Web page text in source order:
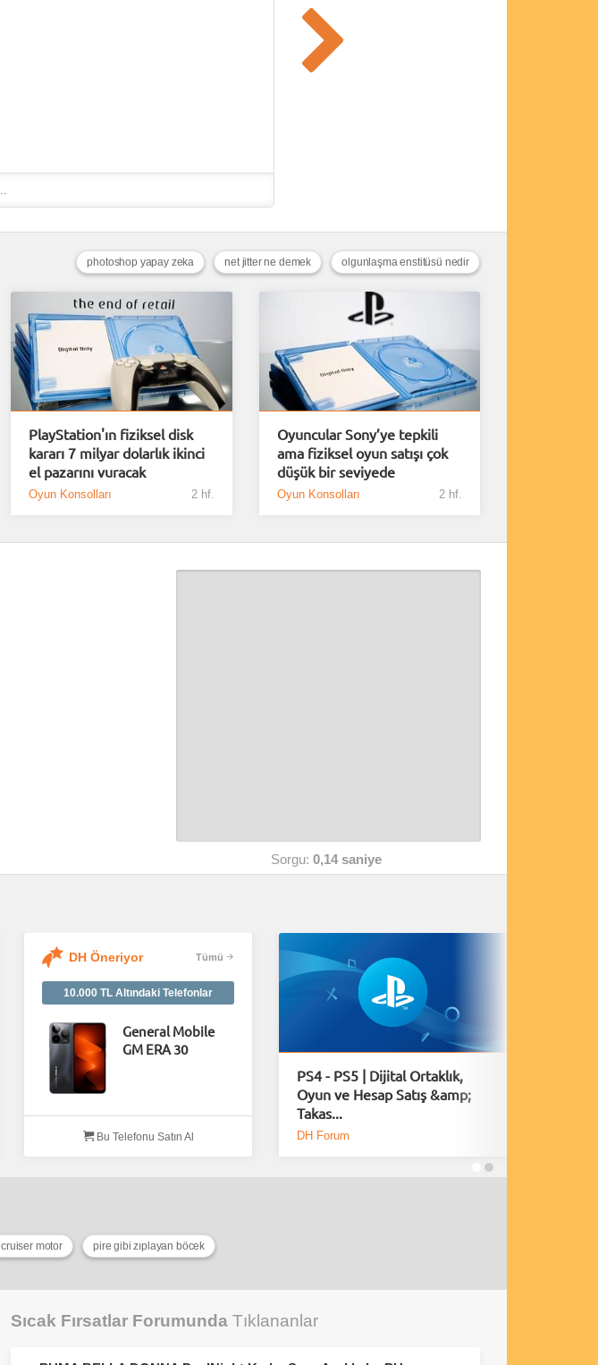
olgunlaşma enstitüsü nedir
net jitter ne demek
photoshop yapay zeka
PlayStation'ın fiziksel disk
kararı 7 milyar dolarlık ikinci
el pazarını vuracak
Oyun Konsolları 2 hf.
Oyuncular Sony’ye tepkili
ama fiziksel oyun satışı çok
düşük bir seviyede
Oyun Konsolları 2 hf.
Sorgu: 0,14 saniye
DH Öneriyor Tümü
10.000 TL Altındaki Telefonlar
General Mobile
GM ERA 30
Bu Telefonu Satın Al
PS4 - PS5 | Dijital Ortaklık,
Oyun ve Hesap Satış &amp;
Takas...
DH Forum
cruiser motor pire gibi zıplayan böcek
Sıcak Fırsatlar Forumunda Tıklananlar